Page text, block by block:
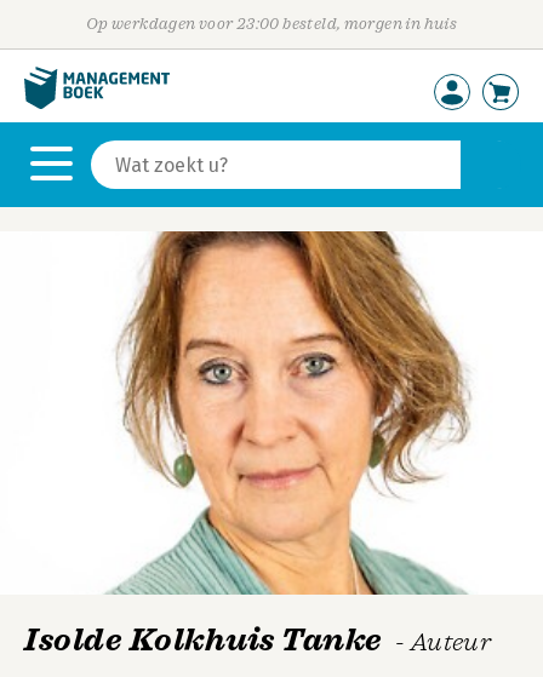
Op werkdagen voor 23:00 besteld, morgen in huis
Isolde Kolkhuis Tanke - Auteur